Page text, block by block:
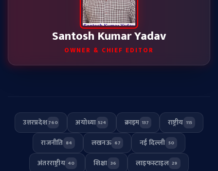
Santosh Kumar Yadav
OWNER & CHIEF EDITOR
उत्तरप्रदेश760 अयोध्या 524 क्राइम 137 राष्ट्रीय 115
राजनीति 84 लखनऊ 67 नई दिल्ली 50
अंतरराष्ट्रीय 40 शिक्षा 36 लाइफस्टाइल 29